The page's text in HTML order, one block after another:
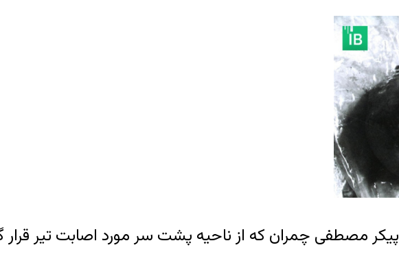
پیکر مصطفی چمران که از ناحیه پشت سر مورد اصابت تیر